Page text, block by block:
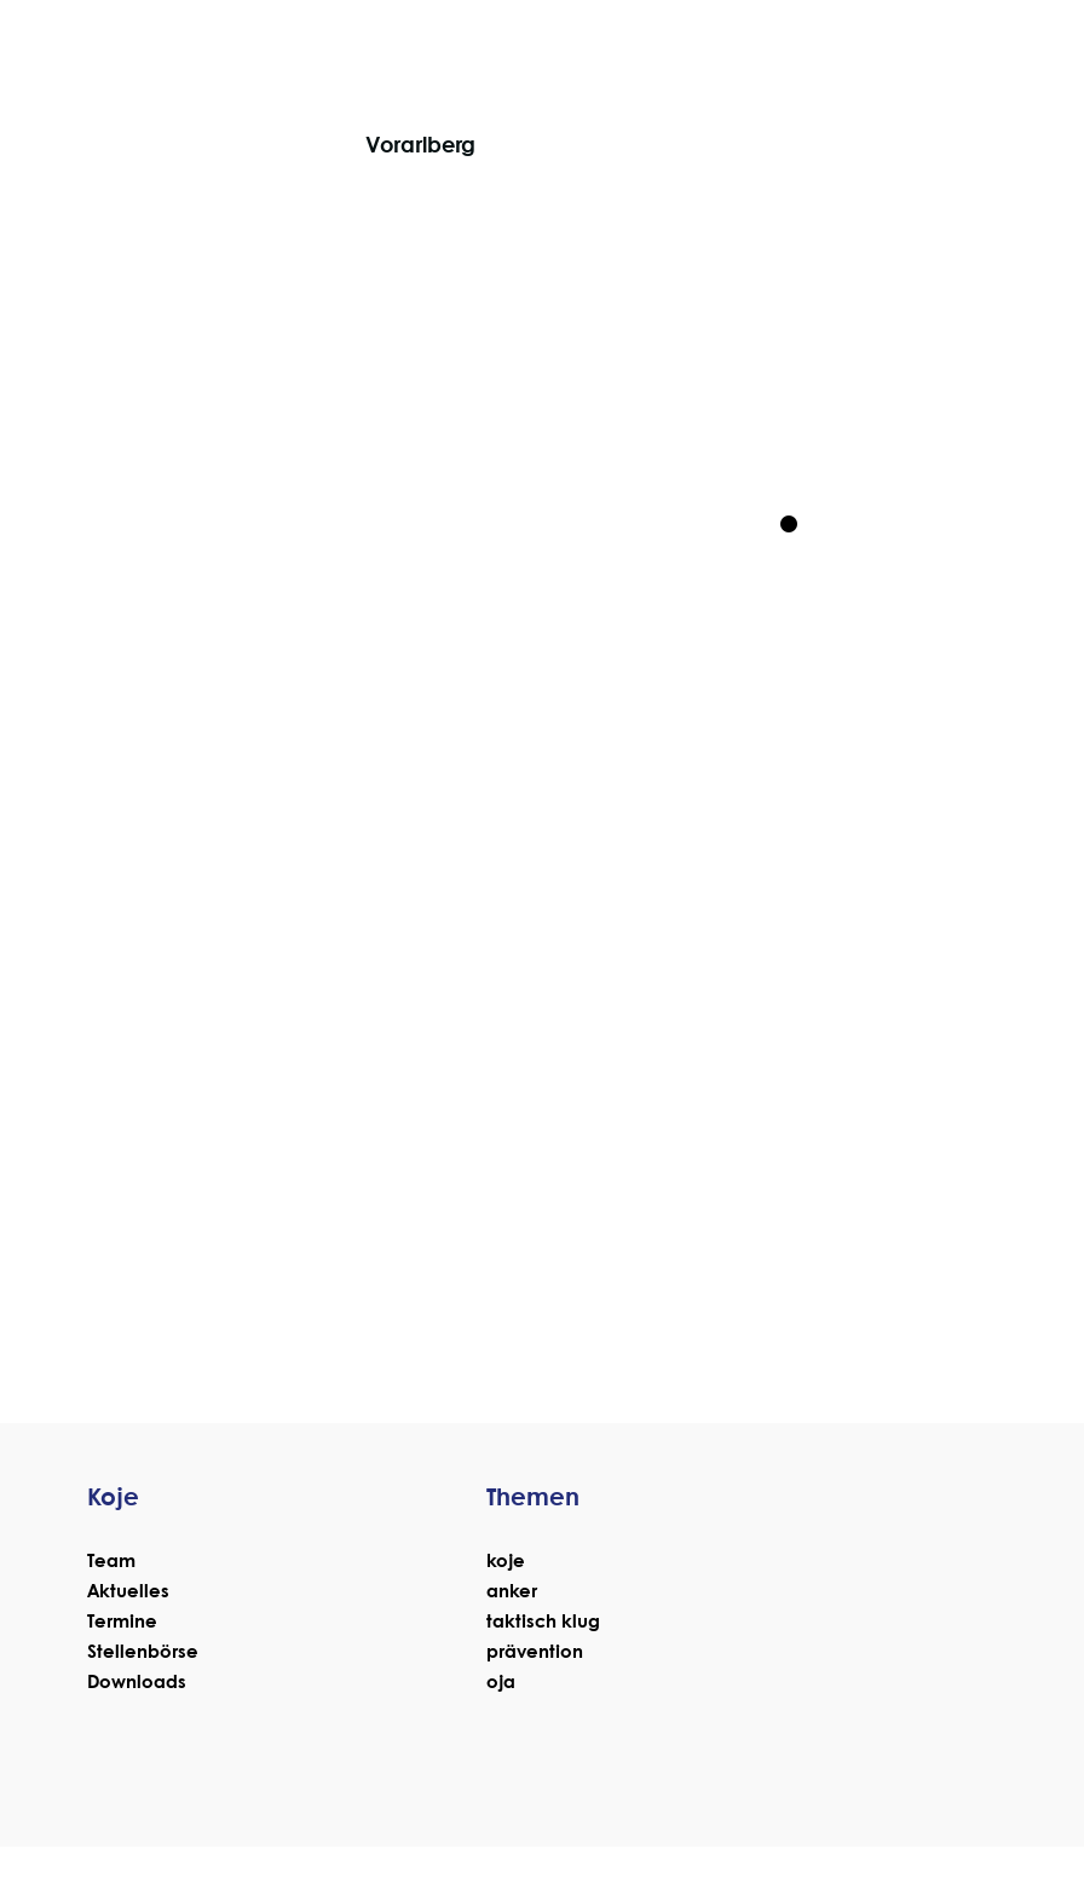
Vorarlberg
Koje
Team
Aktuelles
Termine
Stellenbörse
Downloads
Themen
koje
anker
taktisch klug
prävention
oja